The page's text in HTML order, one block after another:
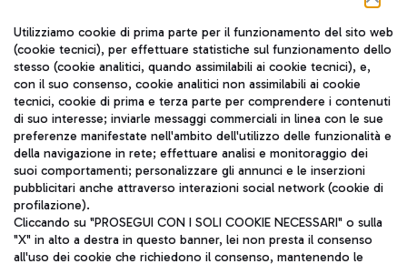
Seguici sui social
TRAVEL JOURNAL
ITA
Utilizziamo cookie di prima parte per il funzionamento del sito web
(cookie tecnici), per effettuare statistiche sul funzionamento dello
stesso (cookie analitici, quando assimilabili ai cookie tecnici), e,
con il suo consenso, cookie analitici non assimilabili ai cookie
tecnici, cookie di prima e terza parte per comprendere i contenuti
di suo interesse; inviarle messaggi commerciali in linea con le sue
preferenze manifestate nell'ambito dell'utilizzo delle funzionalità e
della navigazione in rete; effettuare analisi e monitoraggio dei
suoi comportamenti; personalizzare gli annunci e le inserzioni
pubblicitari anche attraverso interazioni social network (cookie di
profilazione).
Cliccando su "PROSEGUI CON I SOLI COOKIE NECESSARI" o sulla
"X" in alto a destra in questo banner, lei non presta il consenso
all'uso dei cookie che richiedono il consenso, mantenendo le